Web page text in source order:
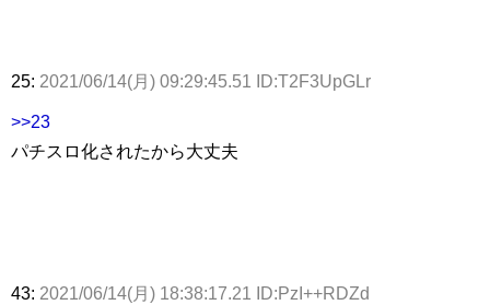
25: 2021/06/14(月) 09:29:45.51 ID:T2F3UpGLr
>>23
パチスロ化されたから大丈夫
43: 2021/06/14(月) 18:38:17.21 ID:PzI++RDZd